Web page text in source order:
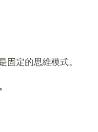
定的思維模式。